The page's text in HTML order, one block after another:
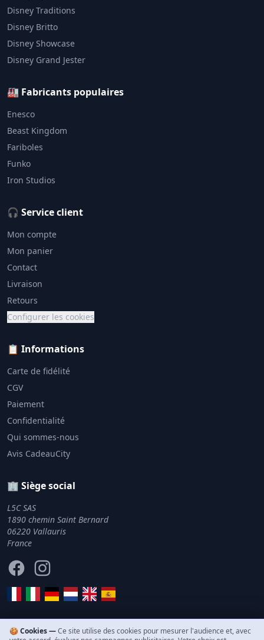
Disney Traditions
Disney Britto
Disney Showcase
Disney Grand Jester
🏭 Fabricants populaires
Enesco
Beast Kingdom
Fariboles
Funko
Iron Studios
🎧 Service client
Mon compte
Mon panier
Contact
Livraison
Retours
Configurer les cookies
📋 Informations
Carte de fidélité
CGV
Paiement
Confidentialité
Qui sommes-nous
Avis CadeauCity
🏢 Siège social
L5C SAS
1890 chemin Saint Bernard
06220 Vallauris
France
FacebookInstagram
🍪 Cookies —Ce site utilise des cookies pour mesurer l'audience et, avec